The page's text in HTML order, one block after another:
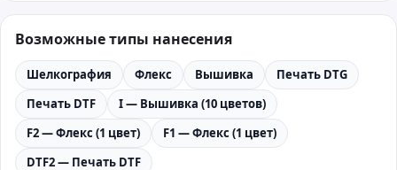
Возможные типы нанесения
Шелкография Флекс Вышивка
Печать DTG
Печать DTF
I — Вышивка (10 цветов)
F2 — Флекс (1 цвет)
F1 — Флекс (1 цвет)
DTF2 — Печать DTF